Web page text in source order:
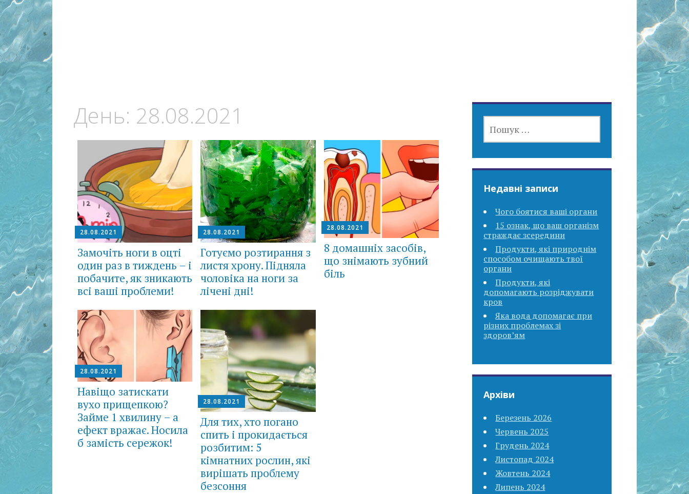
День: 28.08.2021
28.08.2021
Замочіть ноги в оцті
один раз в тиждень – і
побачите, як зникають
всі ваші проблеми!
28.08.2021
Готуємо розтирання з
листя хрону. Підняла
чоловіка на ноги за
лічені дні!
28.08.2021
8 домашніх засобів,
що знімають зубний
біль
28.08.2021
Навіщо затискати
вухо прищепкою?
Займе 1 хвилину – а
ефект вражає. Носила
б замість сережок!
28.08.2021
Для тих, хто погано
спить і прокидається
розбитим: 5
кімнатних рослин, які
вирішать проблему
безсоння
Недавні записи
Чого боятися ваші органи
15 ознак, що ваш організм
страждає зсередини
Продукти, які природнім
способом очищають твої
органи
Продукти, які
допомагають розріджувати
кров
Яка вода допомагає при
різних проблемах зі
здоров’ям
Архіви
Березень 2026
Червень 2025
Грудень 2024
Листопад 2024
Жовтень 2024
Липень 2024